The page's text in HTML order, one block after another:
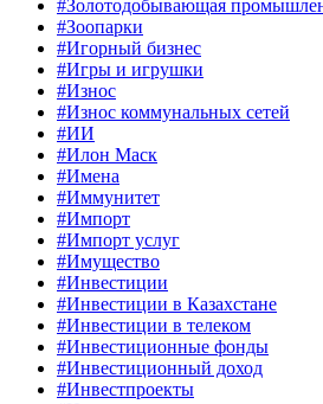
#Золотодобывающая
#Зоопарки
#Игорный бизнес
#Игры и игрушки
#Износ
#Износ коммунальных сетей
#ИИ
#Илон Маск
#Имена
#Иммунитет
#Импорт
#Импорт услуг
#Имущество
#Инвестиции
#Инвестиции в Казахстане
#Инвестиции в телеком
#Инвестиционные фонды
#Инвестиционный доход
#Инвестпроекты